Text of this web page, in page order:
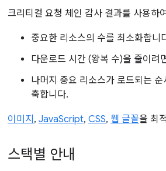
크리티컬 요청 체인 감사 결과를 사용하
중요한 리소스의 수를 최소화합니
다운로드 시간 (왕복 수)을 줄이려
나머지 중요 리소스가 로드되는
축합니다.
이미지 , JavaScript, CSS, 웹 글꼴을 최
스택별 안내